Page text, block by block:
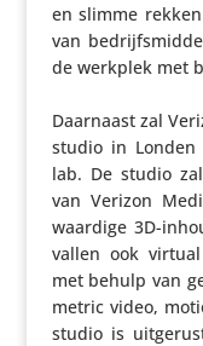
en slimme
van
de werkplek met
Daarnaast zal
studio in Londen
lab. De studio
van Verizon
waar­dige 3D-
vallen ook
met behulp van
me­tric video,
studio is